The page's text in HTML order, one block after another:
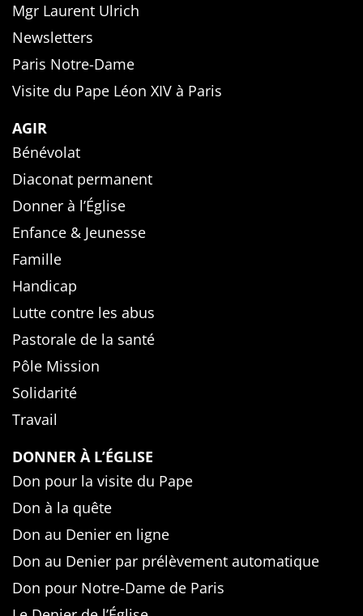
Mgr Laurent Ulrich
Newsletters
Paris Notre-Dame
Visite du Pape Léon XIV à Paris
AGIR
Bénévolat
Diaconat permanent
Donner à l’Église
Enfance & Jeunesse
Famille
Handicap
Lutte contre les abus
Pastorale de la santé
Pôle Mission
Solidarité
Travail
DONNER À L’ÉGLISE
Don pour la visite du Pape
Don à la quête
Don au Denier en ligne
Don au Denier par prélèvement automatique
Don pour Notre-Dame de Paris